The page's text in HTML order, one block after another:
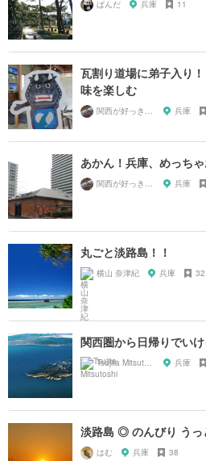
ぱんだ 兵庫 11
瓦割り道場に弟子入り
味を楽しむ
関西が好っきゃねん 兵庫
あかん！兵庫、めっち
関西が好っきゃねん 兵庫
丸ごと淡路島！！
横山 奈津紀 兵庫 32
関西圏から日帰りでいけ
Tsujita Mitsutoshi 兵庫
淡路島 ◎ のんびり うっ
はむ 兵庫 38